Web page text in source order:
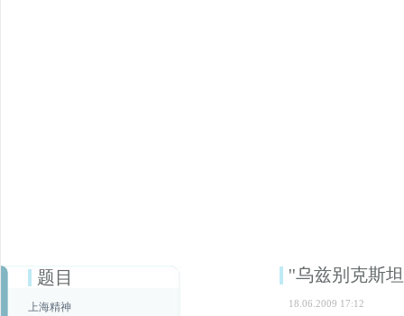
题目
上海精神
''乌兹别克斯
18.06.2009 17:12